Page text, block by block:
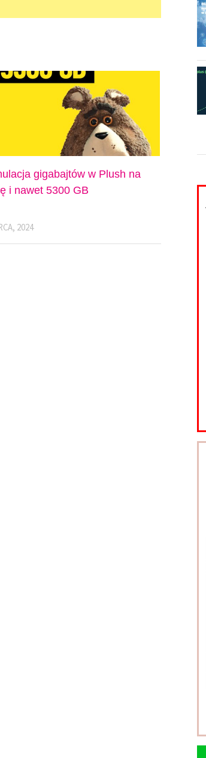
gigabajtów w Plush na
i nawet 5300 GB
2024